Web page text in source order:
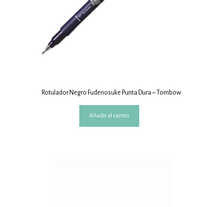
Rotulador Negro Fudenosuke Punta Dura – Tombow
Añadir al carrito